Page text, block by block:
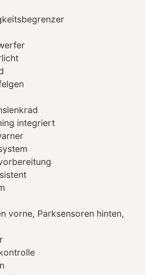
integriert
vorne, Parksensoren hinten,